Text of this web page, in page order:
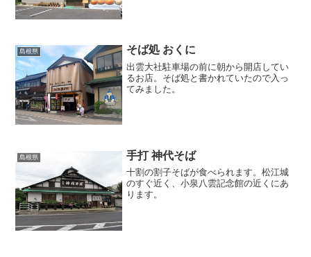
島根県 そば処 おくに
出雲大社駐車場の前に朝から開店してい
るお店。そば処と書かれていたので入っ
てみました。
島根県 手打 神代そば
十割の割子そばが食べられます。松江城
のすぐ近く、小泉八雲記念館の近くにあ
ります。